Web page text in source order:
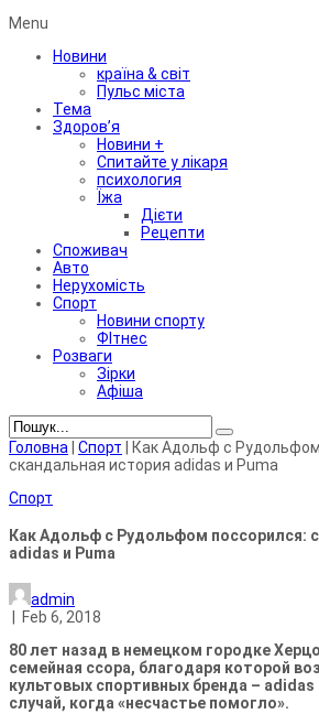
Menu
Новини
країна & світ
Пульс міста
Тема
Здоров’я
Новини +
Спитайте у лікаря
психология
Їжа
Дієти
Рецепти
Споживач
Авто
Нерухомість
Спорт
Новини спорту
ФІтнес
Розваги
Зірки
Афіша
Головна Спорт
Как Адольф с
скандальная история adidas и Puma
Спорт
Как Адольф с Рудольфом поссорился:
adidas и Puma
admin
Feb 6, 2018
80 лет назад в немецком городке
семейная ссора, благодаря которой
культовых спортивных бренда – adidas
случай, когда «несчастье помогло».